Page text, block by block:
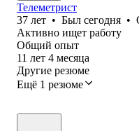
Телеметрист
37 лет • Был сегодня •
Активно ищет работу
Общий опыт
11 лет 4 месяца
Другие резюме
Ещё 1 резюме